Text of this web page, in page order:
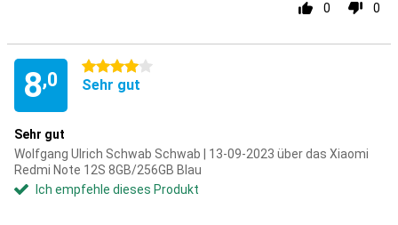
0 0
8,0
4 Sterne
Sehr gut
Sehr gut
Wolfgang Ulrich Schwab Schwab | 13-09-2023 über das Xiaomi
Redmi Note 12S 8GB/256GB Blau
Ich empfehle dieses Produkt